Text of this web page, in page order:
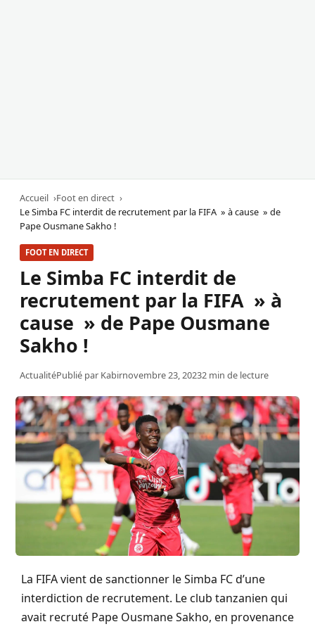
Accueil
Foot en direct
Le Simba FC interdit de recrutement par la FIFA » à cause » de
Pape Ousmane Sakho !
FOOT EN DIRECT
Le Simba FC interdit de
recrutement par la FIFA » à
cause » de Pape Ousmane
Sakho !
ActualitéPublié par Kabirnovembre 23, 20232 min de lecture
La FIFA vient de sanctionner leSimba FC d’une
interdiction de recrutement. Le club tanzanien qui
avait recruté Pape OusmaneSakho, en provenance